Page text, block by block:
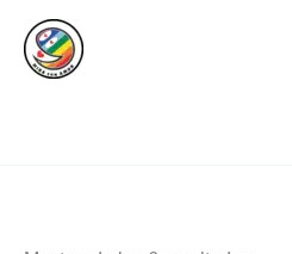
contenido